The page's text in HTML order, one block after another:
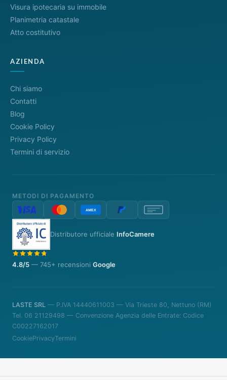
Visura ipotecaria su immobile
Planimetria catastale
Atto costitutivo
AZIENDA
Chi siamo
Contatti
Blog
Cookie Policy
Privacy Policy
Termini di servizio
METODI DI PAGAMENTO
Distributore ufficiale InfoCamere
4.8/5 — 745+ recensioni Google
LASTE SRL — P.IVA 14440611003 — Via Trieste 80, Nettuno (RM)
Tel. 06 21129498 — Convenzione Agenzia delle Entrate: Codice
C00227162017
CookiePrivacyTermini